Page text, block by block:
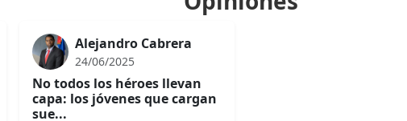
Alejandro Cabrera
24/06/2025
No todos los héroes llevan
capa: los jóvenes que cargan
sue...